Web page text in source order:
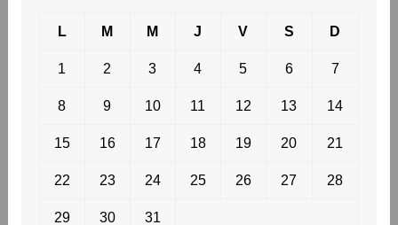
L M M J V S D
1 2 3 4 5 6 7
8 9 10 11 12 13 14
15 16 17 18 19 20 21
22 23 24 25 26 27 28
29 30 31